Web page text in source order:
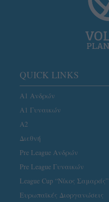
QUICK LINKS
Α1 Ανδρών
Α1 Γυναικών
A2
Διεθνή
Pre League Ανδρών
Pre League Γυναικών
League Cup “Νίκος Σαμαράς”
Ευρωπαϊκές Διοργανώσεις